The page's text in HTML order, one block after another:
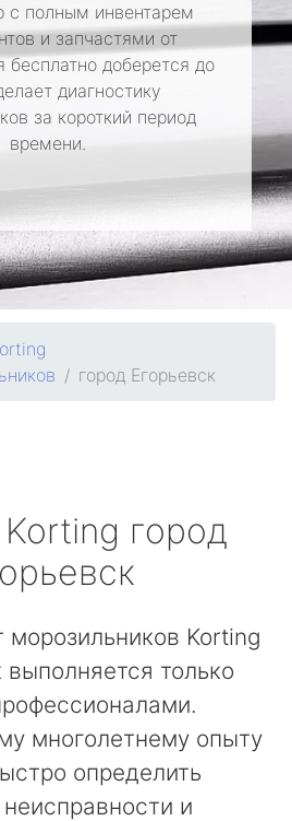
полным инвентарем
и запчастями от
бесплатно доберется до
диагностику
за короткий период
времени.
город Егорьевск
Korting город
Korting
выполняется только
многолетнему опыту
определить
и